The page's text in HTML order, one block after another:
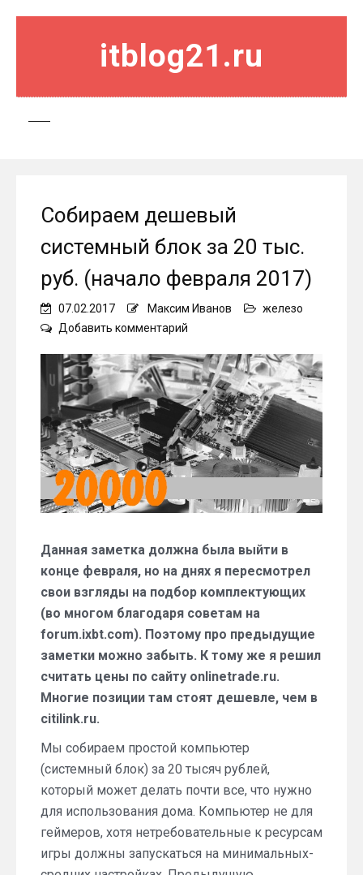
itblog21.ru
Собираем дешевый
системный блок за 20 тыс.
руб. (начало февраля 2017)
07.02.2017 Максим Иванов
железо
Добавить комментарий
дешевый
системный
блок
за
20
тыс.
руб.
(начало
2017)
Данная заметка должна была выйти в
конце февраля, но на днях я пересмотрел
свои взгляды на подбор комплектующих
(во многом благодаря советам на
forum.ixbt.com). Поэтому про предыдущие
заметки можно забыть. К тому же я решил
считать цены по сайту onlinetrade.ru.
Многие позиции там стоят дешевле, чем в
citilink.ru.
Мы собираем простой компьютер
(системный блок) за 20 тысяч рублей,
который может делать почти все, что нужно
для использования дома. Компьютер не для
геймеров, хотя нетребовательные к ресурсам
игры должны запускаться на минимальных-